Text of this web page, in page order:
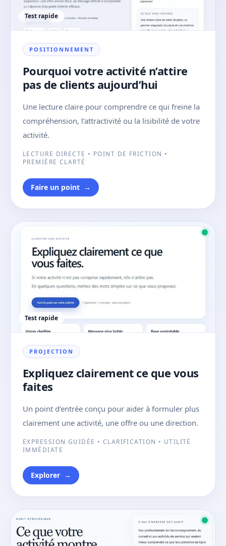
Test rapide
POSITIONNEMENT
Pourquoi votre activité n’attire
pas de clients aujourd’hui
Une lecture claire pour comprendre ce qui freine la
compréhension, l’attractivité ou la lisibilité de votre
activité.
LECTURE DIRECTE • POINT DE FRICTION •
PREMIÈRE CLARTÉ
Faire un point →
Test rapide
PROJECTION
Expliquez clairement ce que vous
faites
Un point d’entrée conçu pour aider à formuler plus
clairement une activité, une offre ou une direction.
EXPRESSION GUIDÉE • CLARIFICATION • UTILITÉ
IMMÉDIATE
Explorer →